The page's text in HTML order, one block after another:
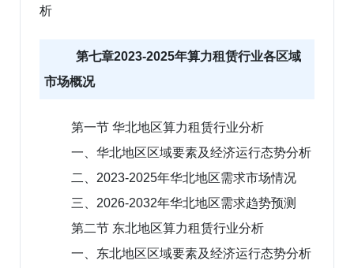
析
第七章2023-2025年算力租赁行业各区域
市场概况
第一节 华北地区算力租赁行业分析
一、华北地区区域要素及经济运行态势分析
二、2023-2025年华北地区需求市场情况
三、2026-2032年华北地区需求趋势预测
第二节 东北地区算力租赁行业分析
一、东北地区区域要素及经济运行态势分析